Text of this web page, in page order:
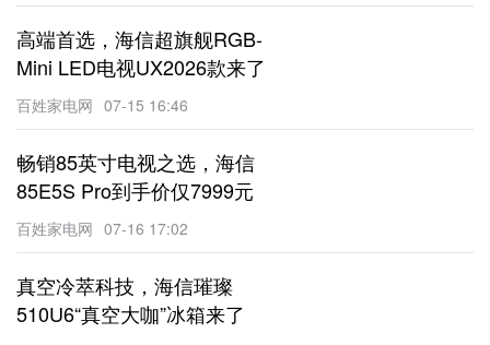
高端首选，海信超旗舰RGB-
Mini LED电视UX2026款来了
百姓家电网 07-15 16:46
畅销85英寸电视之选，海信
85E5S Pro到手价仅7999元
百姓家电网 07-16 17:02
真空冷萃科技，海信璀璨
510U6“真空大咖”冰箱来了